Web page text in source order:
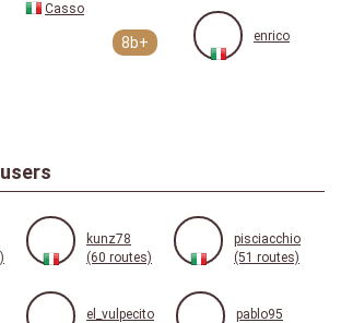
Casso
8b+ enrico
kunz78
(60 routes)
pisciacchio
(51 routes)
el_vulpecito pablo95